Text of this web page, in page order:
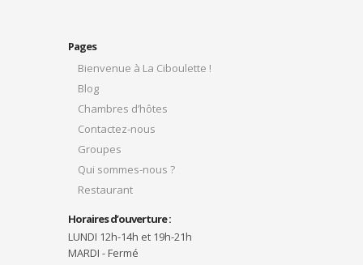
Pages
Bienvenue à La Ciboulette !
Blog
Chambres d’hôtes
Contactez-nous
Groupes
Qui sommes-nous ?
Restaurant
Horaires d’ouverture :
LUNDI 12h-14h et 19h-21h
MARDI - Fermé